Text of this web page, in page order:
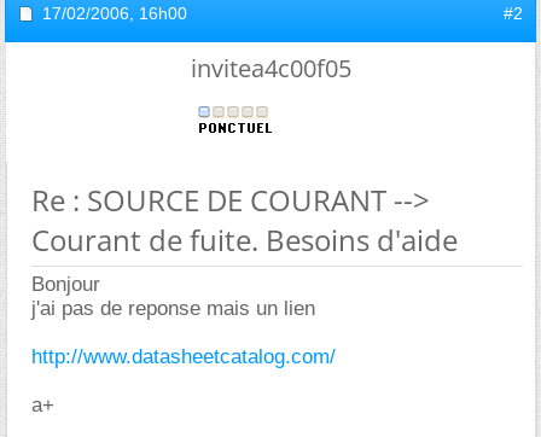
17/02/2006, 16h00 #2
invitea4c00f05
Re : SOURCE DE COURANT -->
Courant de fuite. Besoins d'aide
Bonjour
j'ai pas de reponse mais un lien
http://www.datasheetcatalog.com/
a+